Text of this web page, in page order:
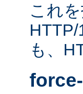
これ
も、